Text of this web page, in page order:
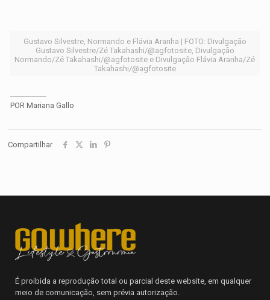
Gustavo Silvestre, Normando e Flávia Aranha | FOTO: Divulgação
Gustavo Silvestre/Zé Takahashi/@agfotosite, Divulgação
Normando/Zé Takahashi/@agfotosite e Divulgação Flávia Aranha/Zé
Takahashi/@agfotosite
POR Mariana Gallo
Compartilhar
É proibida a reprodução total ou parcial deste website, em qualquer
meio de comunicação, sem prévia autorização.